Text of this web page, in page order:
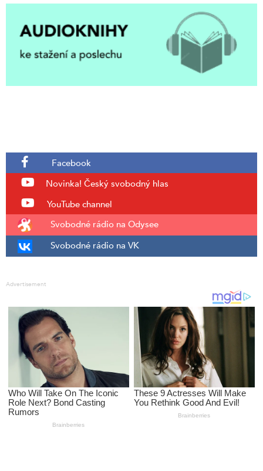
Facebook
Novinka! Český svobodný hlas
YouTube channel
Svobodné rádio na Odysee
Svobodné rádio na VK
Advertisement